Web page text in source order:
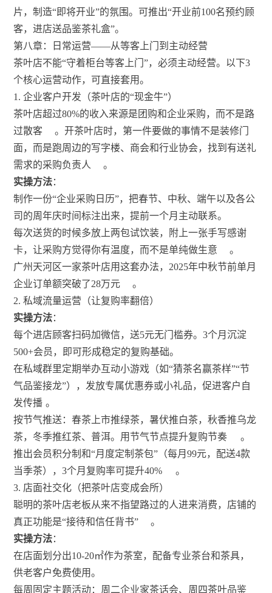
片，制造“即将开业”的氛围。可推出“开业前100名预约顾
客，进店送品鉴茶礼盒”。
第八章：日常运营——从等客上门到主动经营
茶叶店不能“守着柜台等客上门”，必须主动经营。以下3
个核心运营动作，可直接套用。
1. 企业客户开发（茶叶店的“现金牛”）
茶叶店超过80%的收入来源是团购和企业采购，而不是路
过散客
。开茶叶店时，第一件要做的事情不是装修门
面，而是跑周边的写字楼、商会和行业协会，找到有送礼
需求的采购负责人
。
实操方法：
制作一份“企业采购日历”，把春节、中秋、端午以及各公
司的周年庆时间标注出来，提前一个月主动联系。
每次送货的时候多放上两包试饮装，附上一张手写感谢
卡，让采购方觉得你有温度，而不是单纯做生意
。
广州天河区一家茶叶店用这套办法，2025年中秋节前单月
企业订单额突破了28万元
。
2. 私域流量运营（让复购率翻倍）
实操方法：
每个进店顾客扫码加微信，送5元无门槛券。3个月沉淀
500+会员，即可形成稳定的复购基础。
在私域群里定期举办互动小游戏（如“猜茶名赢茶样”“节
气品鉴接龙”），发放专属优惠券或小礼品，促进客户自
发传播 。
按节气推送：春茶上市推绿茶，暑伏推白茶，秋香推乌龙
茶，冬季推红茶、普洱。用节气节点提升复购节奏
。
推出会员积分制和“月度定制茶包”（每月99元，配送4款
当季茶），3个月复购率可提升40%
。
3. 店面社交化（把茶叶店变成会所）
聪明的茶叶店老板从来不指望路过的人进来消费，店铺的
真正功能是“接待和信任背书”
。
实操方法：
在店面划分出10-20㎡作为茶室，配备专业茶台和茶具，
供老客户免费使用。
每周固定主题活动：周二企业家茶话会、周四茶叶品鉴